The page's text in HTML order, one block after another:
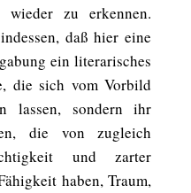
zu erkennen.
daß hier eine
ein literarisches
die sich vom Vorbild
lassen, sondern ihr
die von zugleich
und zarter
haben, Traum,